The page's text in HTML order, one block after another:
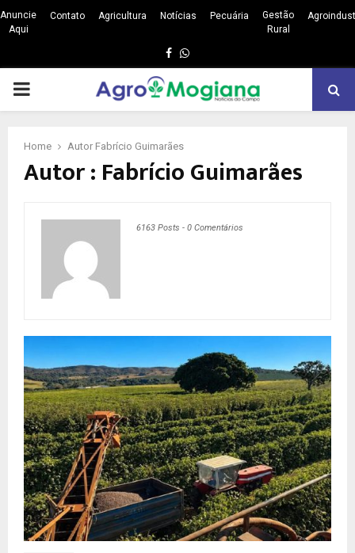
Anuncie
Aqui
Contato Agricultura Notícias Pecuária
Gestão
Rural
Facebook
Whatsapp
PRIMARY
Home Autor Fabrício Guimarães
Autor : Fabrício Guimarães
6163 Posts - 0 Comentários